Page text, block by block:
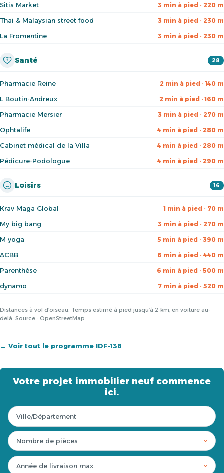
Sitis Market 3 min à pied · 220 m
Thai & Malaysian street food 3 min à pied · 230 m
La Fromentine 3 min à pied · 230 m
Santé 28
Pharmacie Reine 2 min à pied · 140 m
L Boutin-Andreux 2 min à pied · 160 m
Pharmacie Mersier 3 min à pied · 270 m
Ophtalife 4 min à pied · 280 m
Cabinet médical de la Villa 4 min à pied · 280 m
Pédicure-Podologue 4 min à pied · 290 m
Loisirs 16
Krav Maga Global 1 min à pied · 70 m
My big bang 3 min à pied · 270 m
M yoga 5 min à pied · 390 m
ACBB 6 min à pied · 440 m
Parenthèse 6 min à pied · 500 m
dynamo 7 min à pied · 520 m
Distances à vol d’oiseau. Temps estimé à pied jusqu’à 2 km, en voiture au-
delà. Source : OpenStreetMap.
← Voir tout le programme IDF-138
Votre projet immobilier neuf commence
ici.